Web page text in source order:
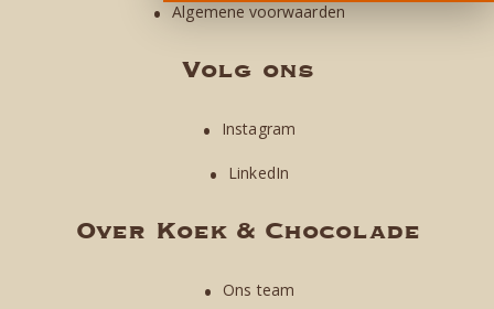
Algemene voorwaarden
Volg ons
Instagram
LinkedIn
Over Koek & Chocolade
Ons team